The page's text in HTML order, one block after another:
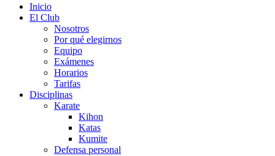
Inicio
El Club
Nosotros
Por qué elegirnos
Equipo
Exámenes
Horarios
Tarifas
Disciplinas
Karate
Kihon
Katas
Kumite
Defensa personal